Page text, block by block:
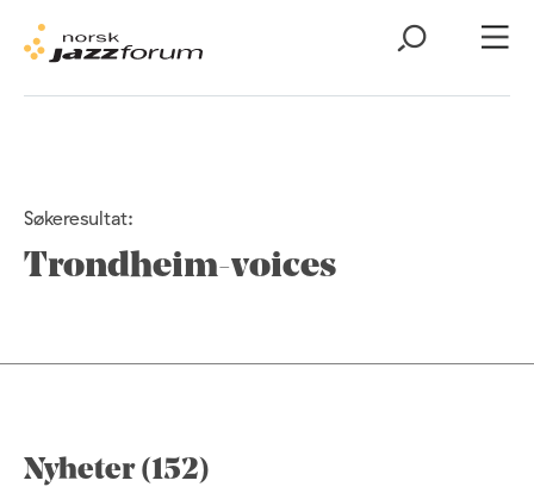
Søkeresultat:
Trondheim-voices
Nyheter (152)